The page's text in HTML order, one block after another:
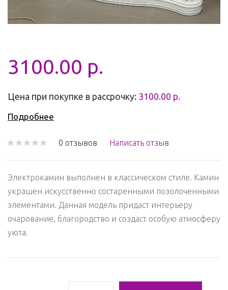
3100.00 р.
Цена при покупке в рассрочку: 3100.00 р.
Подробнее
0 отзывов Написать отзыв
Электрокамин выполнен в классическом стиле. Камин
украшен искусственно состаренными позолоченными
элементами. Данная модель придаст интерьеру
очарование, благородство и создаст особую атмосферу
уюта.